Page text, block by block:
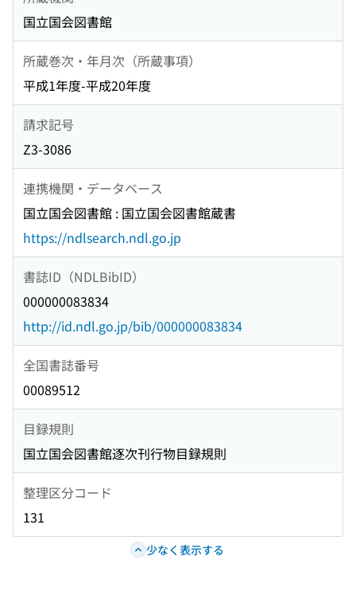
国立国会図書館
所蔵巻次・年月次（所蔵事項）
平成1年度-平成20年度
請求記号
Z3-3086
連携機関・データベース
国立国会図書館 : 国立国会図書館蔵書
https://ndlsearch.ndl.go.jp
書誌ID（NDLBibID）
000000083834
http://id.ndl.go.jp/bib/000000083834
全国書誌番号
00089512
目録規則
国立国会図書館逐次刊行物目録規則
整理区分コード
131
少なく表示する